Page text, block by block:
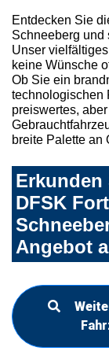
Entdecken Sie
Schneeberg und
Unser
keine Wünsche
Ob Sie ein
technologischen
preiswertes,
breite Palette an
Erkunden
DFSK
Angebot